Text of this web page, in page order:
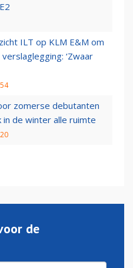
ILT op KLM E&M om
‘Zwaar
zomerse debutanten
in de winter alle ruimte
de